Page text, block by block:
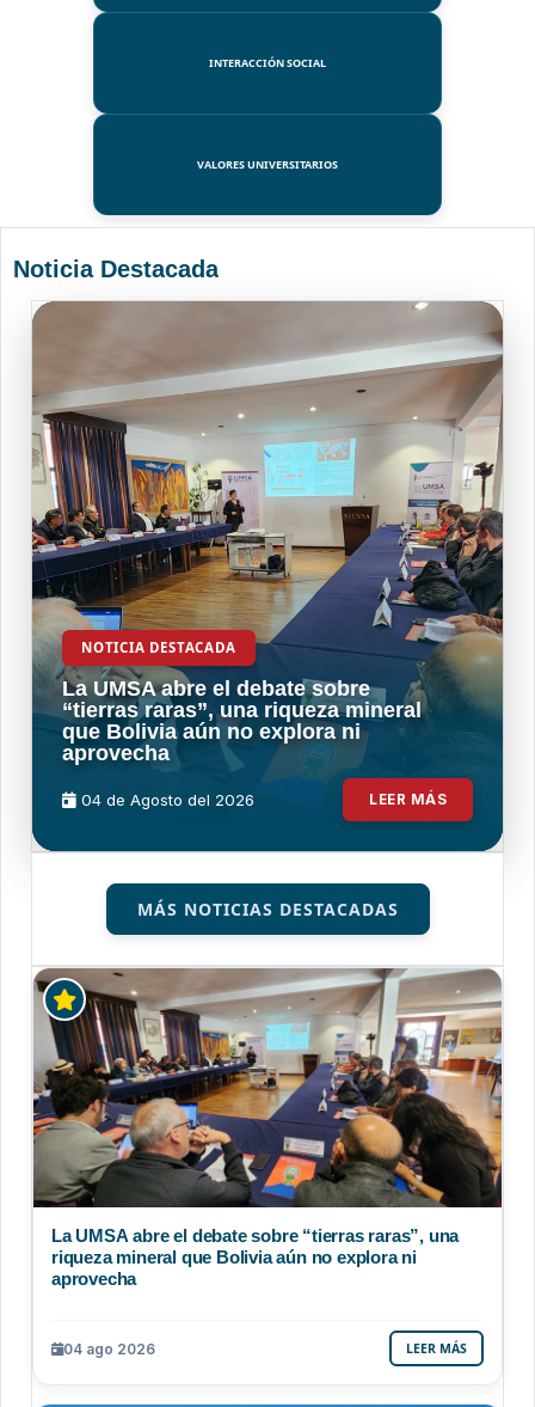
INTERACCIÓN SOCIAL
VALORES UNIVERSITARIOS
Noticia Destacada
NOTICIA DESTACADA
La UMSA abre el debate sobre
“tierras raras”, una riqueza mineral
que Bolivia aún no explora ni
aprovecha
04 de Agosto del 2026 LEER MÁS
MÁS NOTICIAS DESTACADAS
La UMSA abre el debate sobre “tierras raras”, una
riqueza mineral que Bolivia aún no explora ni
aprovecha
04 ago 2026 LEER MÁS